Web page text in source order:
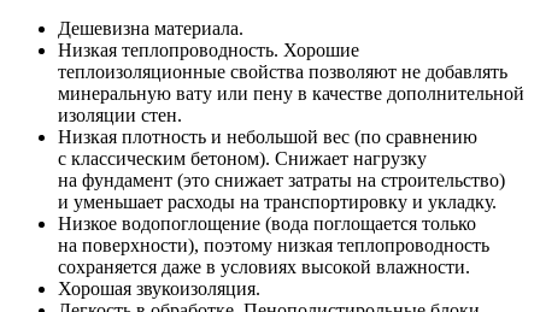
Дешевизна материала.
Низкая теплопроводность. Хорошие
теплоизоляционные свойства позволяют не добавлять
минеральную вату или пену в качестве дополнительной
изоляции стен.
Низкая плотность и небольшой вес (по сравнению
с классическим бетоном). Снижает нагрузку
на фундамент (это снижает затраты на строительство)
и уменьшает расходы на транспортировку и укладку.
Низкое водопоглощение (вода поглощается только
на поверхности), поэтому низкая теплопроводность
сохраняется даже в условиях высокой влажности.
Хорошая звукоизоляция.